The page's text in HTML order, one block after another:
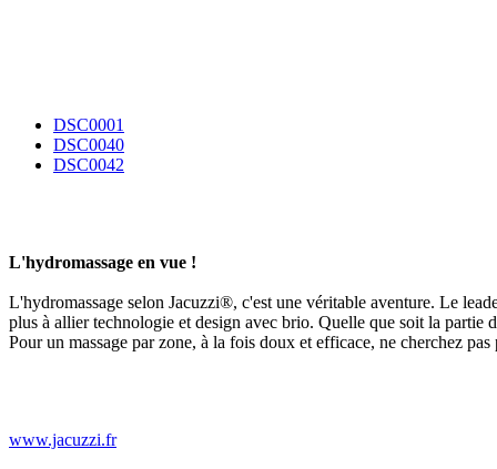
DSC0001
DSC0040
DSC0042
L'hydromassage en vue !
L'hydromassage selon Jacuzzi®, c'est une véritable aventure. Le
plus à allier technologie et design avec brio. Quelle que soit la partie
Pour un massage par zone, à la fois doux et efficace, ne cherchez
www.jacuzzi.fr